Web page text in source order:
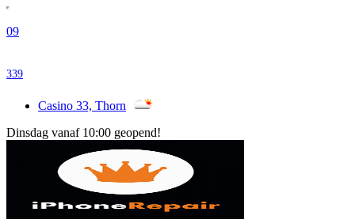
09
339
Casino 33, Thorn
Dinsdag vanaf 10:00 geopend!